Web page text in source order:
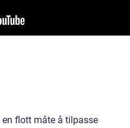
flott måte å tilpasse